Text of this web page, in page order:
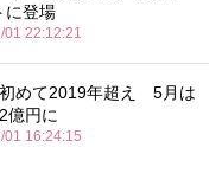
に登場
01 22:12:21
めて2019年超え 5月は
億円に
01 16:24:15